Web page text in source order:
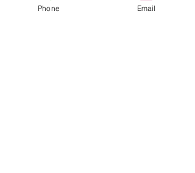
販売終了Phone Email